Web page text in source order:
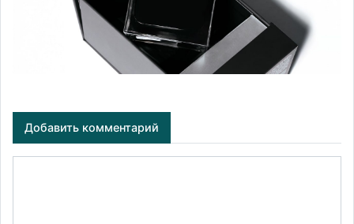
Добавить комментарий